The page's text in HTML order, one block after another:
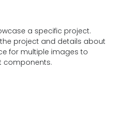
a specific project.
project and details about
for multiple images to
components.